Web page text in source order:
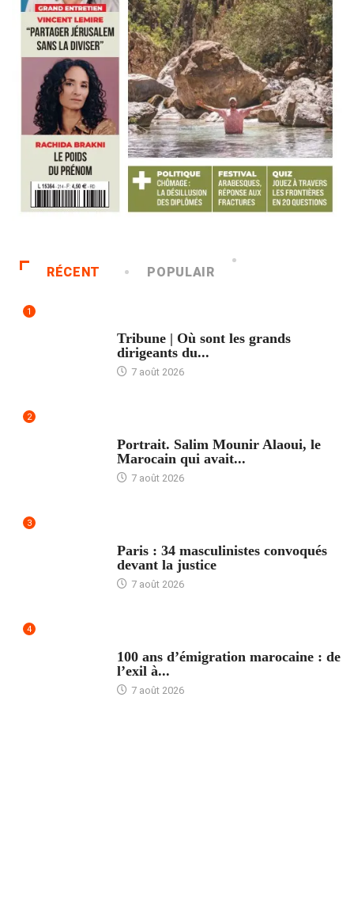
RÉCENT POPULAIR
1
Tribune | Où sont les grands
dirigeants du...
7 août 2026
2
Portrait. Salim Mounir Alaoui, le
Marocain qui avait...
7 août 2026
3
Paris : 34 masculinistes convoqués
devant la justice
7 août 2026
4
100 ans d’émigration marocaine : de
l’exil à...
7 août 2026